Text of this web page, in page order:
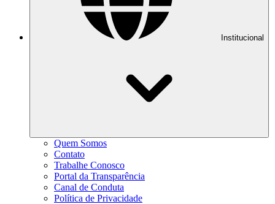
Institucional
Quem Somos
Contato
Trabalhe Conosco
Portal da Transparência
Canal de Conduta
Política de Privacidade